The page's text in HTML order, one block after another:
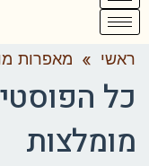
ראשי » מאפרות
כל
מומלצות